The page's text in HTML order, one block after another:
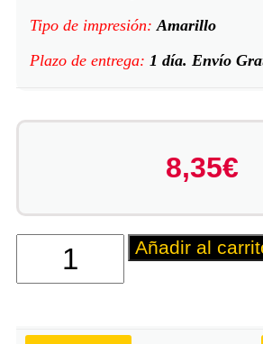
Tipo de impresión: Amarillo
Plazo de entrega: 1 día. Envío
8,35€
Añadir al